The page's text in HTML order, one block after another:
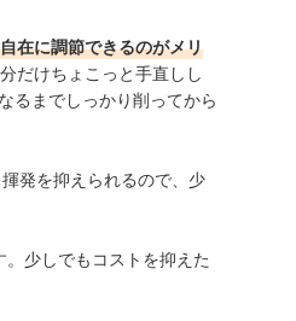
在に調節できるのがメリ
だけちょこっと手直しし
るまでしっかり削ってから
揮発を抑えられるので、少
。少しでもコストを抑えた